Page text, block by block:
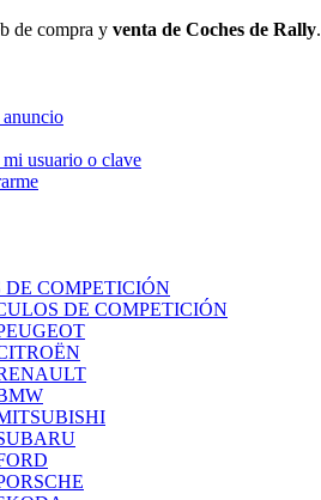
de compra y venta de Coches de Rally.
usuario o clave
COMPETICIÓN
DE COMPETICIÓN